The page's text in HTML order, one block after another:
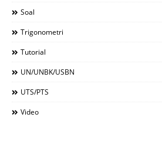
Soal
Trigonometri
Tutorial
UN/UNBK/USBN
UTS/PTS
Video